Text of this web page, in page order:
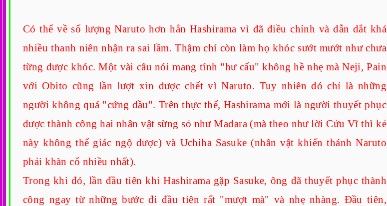
Có thể về số lượng Naruto hơn hẳn Hashirama vì đã điều chỉnh và dẫn dắt khá
nhiều thanh niên nhận ra sai lầm. Thậm chí còn làm họ khóc sướt mướt như chưa
từng được khóc. Một vài câu nói mang tính "hư cấu" không hề nhẹ mà Neji, Pain
với Obito cũng lần lượt xin được chết vì Naruto. Tuy nhiên đó chỉ là những
người không quá "cứng đầu". Trên thực thế, Hashirama mới là người thuyết phục
được thành công hai nhân vật sừng sỏ như Madara (mà theo như lời Cửu Vĩ thì kẻ
này không thể giác ngộ được) và Uchiha Sasuke (nhân vật khiến thánh Naruto
phải khàn cổ nhiều nhất).
Trong khi đó, lần đầu tiên khi Hashirama gặp Sasuke, ông đã thuyết phục thành
công ngay từ những bước đi đầu tiên rất "mượt mà" và nhẹ nhàng. Đầu tiên,